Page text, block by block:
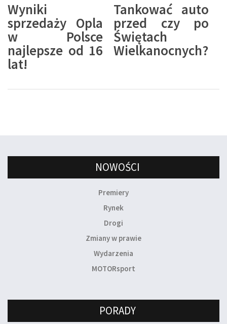
Wyniki
sprzedaży Opla
w Polsce
najlepsze od 16
lat!
Tankować auto
przed czy po
Świętach
Wielkanocnych?
NOWOŚCI
Premiery
Rynek
Drogi
Zmiany w prawie
Wydarzenia
MOTORsport
PORADY